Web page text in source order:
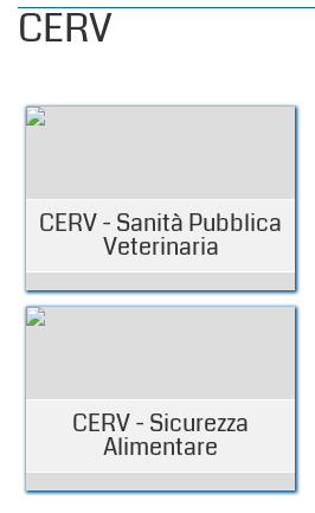
CERV
CERV - Sanità Pubblica
Veterinaria
CERV - Sicurezza
Alimentare